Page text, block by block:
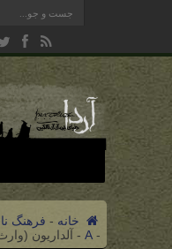
خانه - فرهنگ
-
A
- آلداریون